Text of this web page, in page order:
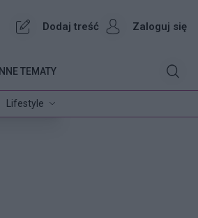
Dodaj treść Zaloguj się
Lifestyle
INNE TEMATY